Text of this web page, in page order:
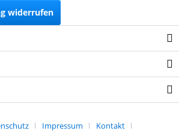
widerrufen
Impressum
Kontakt